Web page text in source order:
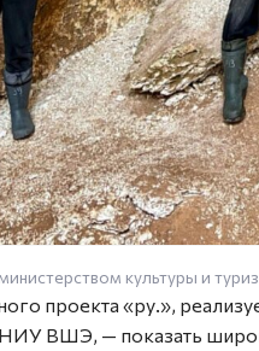
культуры и
проекта «ру.»,
ВШЭ, — показать